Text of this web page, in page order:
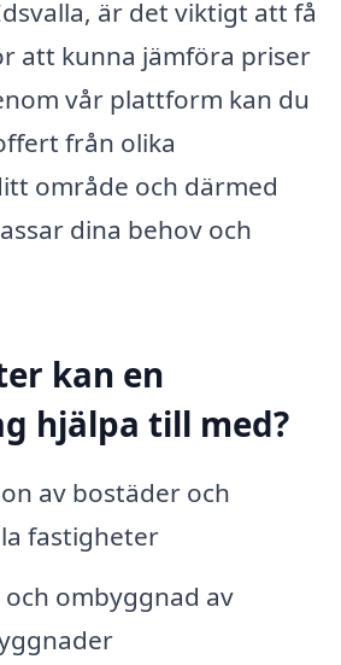
är det viktigt att få
att kunna jämföra priser
vår plattform kan du
från olika
område och därmed
dina behov och
kan en
hjälpa till med?
av bostäder och
fastigheter
ombyggnad av